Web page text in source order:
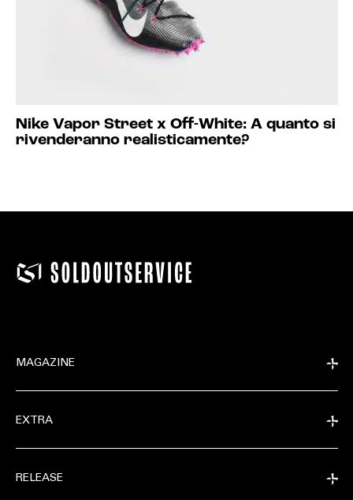
Nike Vapor Street x Off-White: A quanto si
rivenderanno realisticamente?
MAGAZINE
EXTRA
RELEASE